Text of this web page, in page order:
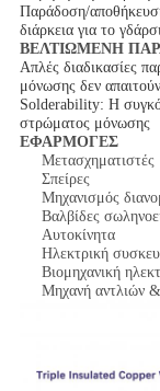
Παράδοση/
διάρκεια για το
ΒΕΛΤΙΩΜΕΝΗ
Απλές διαδικασίες
μόνωσης δεν
Solderability: Η
στρώματος μόνωσης
ΕΦΑΡΜΟΓΕΣ
Μετασχηματιστές
Σπείρες
Μηχανισμός
Βαλβίδες
Αυτοκίνητα
Ηλεκτρική
Βιομηχανική
Μηχανή αντλιών